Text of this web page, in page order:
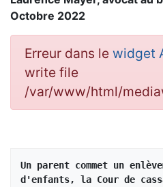
Octobre 2022
Erreur dans le widget
write file
/var/www/html/
Un parent commet un
d'enfants, la Cour de